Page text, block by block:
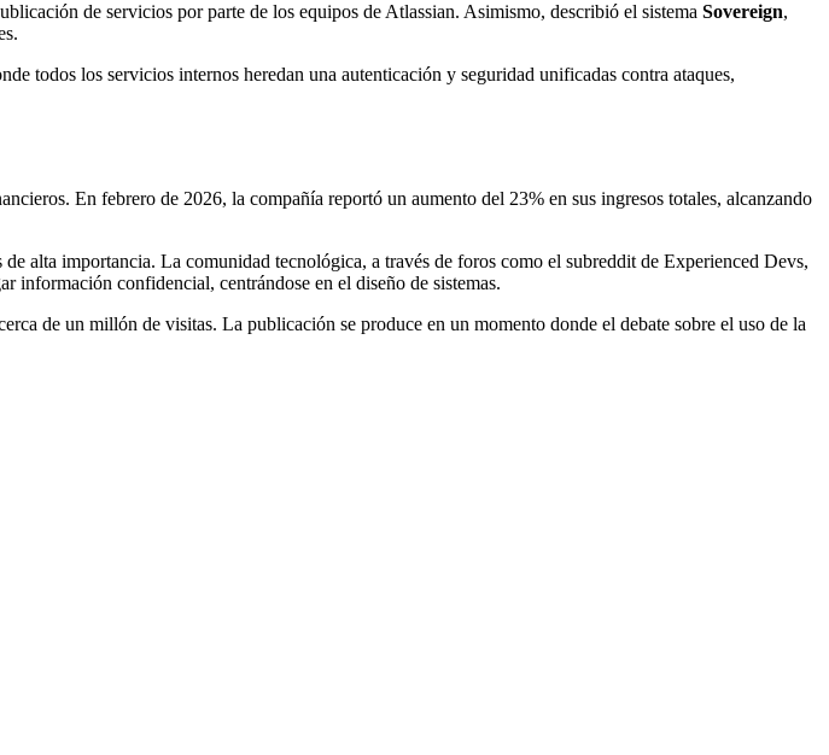
de servicios por parte de los equipos de Atlassian. Asimismo, describió el sistema Sovereign,
todos los servicios internos heredan una autenticación y seguridad unificadas contra ataques,
En febrero de 2026, la compañía reportó un aumento del 23% en sus ingresos totales, alcanzando
alta importancia. La comunidad tecnológica, a través de foros como el subreddit de Experienced Devs,
información confidencial, centrándose en el diseño de sistemas.
de un millón de visitas. La publicación se produce en un momento donde el debate sobre el uso de la